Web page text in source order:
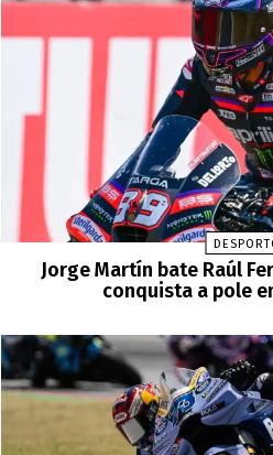
Jorge Martín bate Raúl
conquista a pole